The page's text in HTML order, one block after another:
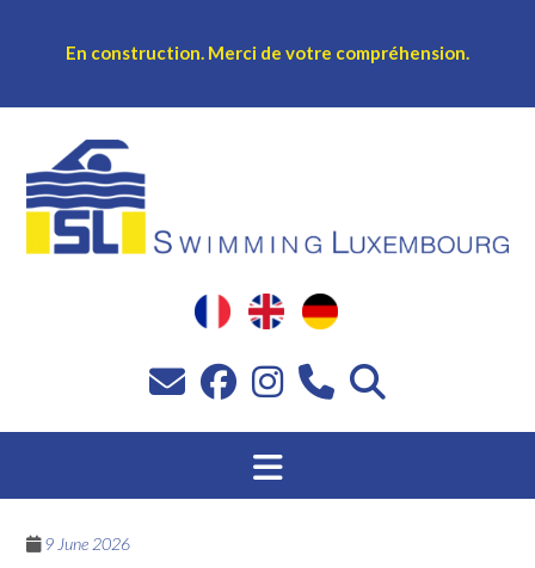
En construction. Merci de votre compréhension.
Inhalt
9 June 2026